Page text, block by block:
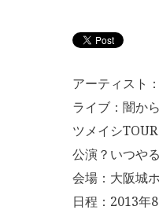
アーティスト
ライブ：闇か
ツメイシ
公演？いつや
会場：大阪城
日程：2013年